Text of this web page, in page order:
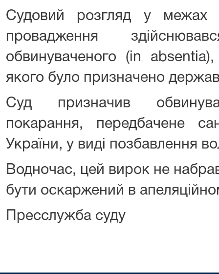
Судовий розгляд у межах
провадження
обвинуваченого (in
якого було призначено
Суд призначив
покарання, передбачене
України, у виді позбавлення
Водночас, цей вирок не
бути оскаржений в
Пресслужба суду